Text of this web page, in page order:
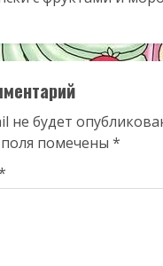
не будет
помечены *